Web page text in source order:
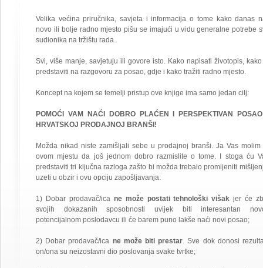
Velika većina priručnika, savjeta i informacija o tome kako danas
novo ili bolje radno mjesto pišu se imajući u vidu generalne potrebe
sudionika na tržištu rada.
Svi, više manje, savjetuju ili govore isto. Kako napisati životopis,
predstaviti na razgovoru za posao, gdje i kako tražiti radno mjesto.
Koncept na kojem se temelji pristup ove knjige ima samo jedan cilj:
POMOĆI VAM NAĆI DOBRO PLAĆEN I PERSPEKTIVAN
HRVATSKOJ PRODAJNOJ BRANŠI!
Možda nikad niste zamišljali sebe u prodajnoj branši. Ja Vas molim
ovom mjestu da još jednom dobro razmislite o tome. I stoga ću
predstaviti tri ključna razloga zašto bi možda trebalo promijeniti
uzeti u obzir i ovu opciju zapošljavanja:
1) Dobar prodavač/ica ne može postati tehnološki višak jer će
svojih dokazanih sposobnosti uvijek biti interesantan
potencijalnom poslodavcu ili će barem puno lakše naći novi posao;
2) Dobar prodavač/ica ne može biti prestar. Sve dok donosi
on/ona su neizostavni dio poslovanja svake tvrtke;